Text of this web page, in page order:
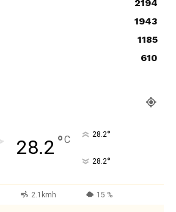
2194
1943
1185
610
28.2 °C 28.2°
28.2°
2.1kmh 15 %